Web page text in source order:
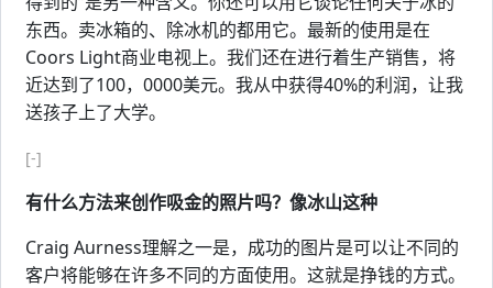
东西。卖冰箱的、除冰机的都用它。最新的使用是在
Coors Light商业电视上。我们还在进行着生产销售，将
近达到了100，0000美元。我从中获得40%的利润，让我
送孩子上了大学。
[-]
有什么方法来创作吸金的照片吗？像冰山这种
Craig Aurness理解之一是，成功的图片是可以让不同的
客户将能够在许多不同的方面使用。这就是挣钱的方式。